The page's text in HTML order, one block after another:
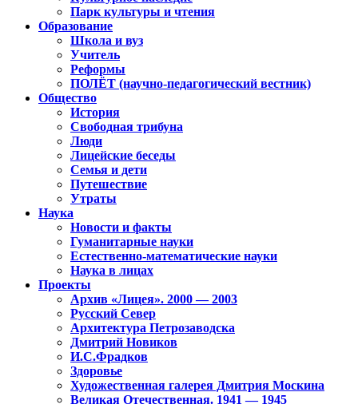
Парк культуры и чтения
Образование
Школа и вуз
Учитель
Реформы
ПОЛЁТ (научно-педагогический вестник)
Общество
История
Свободная трибуна
Люди
Лицейские беседы
Семья и дети
Путешествие
Утраты
Наука
Новости и факты
Гуманитарные науки
Естественно-математические науки
Наука в лицах
Проекты
Архив «Лицея». 2000 — 2003
Русский Север
Архитектура Петрозаводска
Дмитрий Новиков
И.С.Фрадков
Здоровье
Художественная галерея Дмитрия Москина
Великая Отечественная. 1941 — 1945